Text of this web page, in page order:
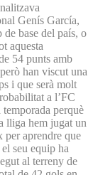
Genís García,
de base del país, o
aquesta
54 punts amb
han viscut una
i que serà molt
a l’FC
perquè
lliga hem jugat un
per aprendre que
seu equip ha
al terreny de